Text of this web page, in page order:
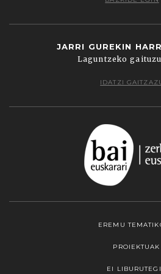
JARRI GUREKIN
Laguntzeko
IDATZI
EREMU
PROIEKTUAK
EI